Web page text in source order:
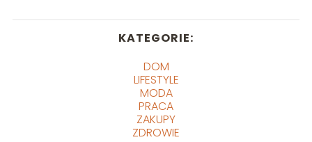
KATEGORIE:
DOM
LIFESTYLE
MODA
PRACA
ZAKUPY
ZDROWIE